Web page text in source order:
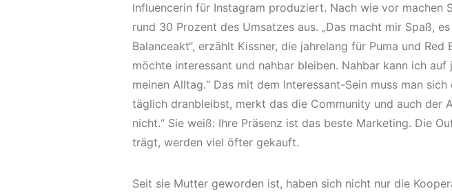
Influencerin für Instagram produziert. Nach wie vor machen
rund 30 Prozent des Umsatzes aus. „Das macht mir Spaß,
Balanceakt“, erzählt Kissner, die jahrelang für Puma und Red
möchte interessant und nahbar bleiben. Nahbar kann ich
meinen Alltag.“ Das mit dem Interessant-Sein muss man sich
täglich dranbleibst, merkt das die Community und auch der
nicht.“ Sie weiß: Ihre Präsenz ist das beste Marketing. Die
trägt, werden viel öfter gekauft.
Seit sie Mutter geworden ist, haben sich nicht nur die